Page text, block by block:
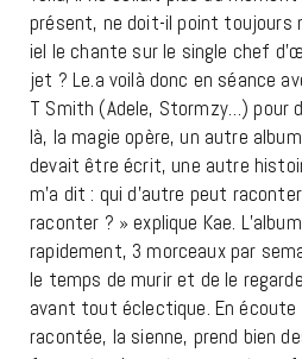
présent, ne doit-il point toujours
iel le chante sur le single chef
jet ? Le.a voilà donc en séance
T Smith (Adele, Stormzy…) pour
là, la magie opère, un autre
devait être écrit, une autre
m’a dit : qui d’autre peut
raconter ? » explique Kae.
rapidement, 3 morceaux par
le temps de murir et de le
avant tout éclectique. En
racontée, la sienne, prend bien